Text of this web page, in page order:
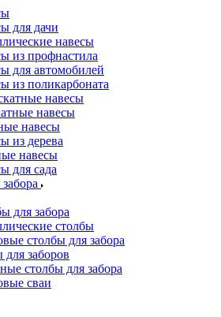
для дачи
навесы
из профнастила
для автомобилей
из поликарбоната
навесы
навесы
навесы
из дерева
навесы
для сада
для забора
столбы
столбы для забора
для заборов
столбы для забора
сваи